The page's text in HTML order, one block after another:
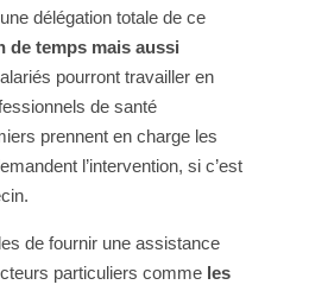
délégation totale de ce
de temps mais aussi
pourront travailler en
de santé
prennent en charge les
l’intervention, si c’est
de fournir une assistance
particuliers comme les